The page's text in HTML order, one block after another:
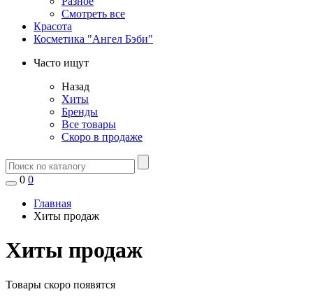
Смотреть все
Красота
Косметика "Ангел Бэби"
Часто ищут
Назад
Хиты
Бренды
Все товары
Скоро в продаже
0 0
Главная
Хиты продаж
Хиты продаж
Товары скоро появятся